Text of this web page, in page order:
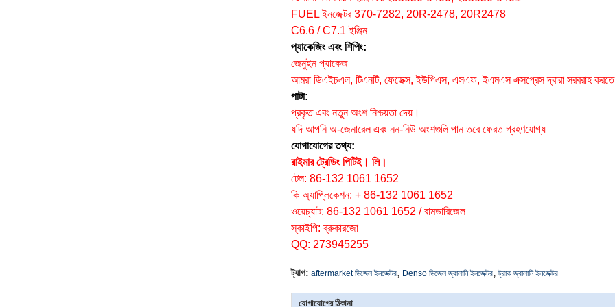
FUEL ইনজেক্টর 370-7282, 20R-2478, 20R2478
C6.6 / C7.1 ইঞ্জিন
প্যাকেজিং এবং শিপিং:
জেনুইন প্যাকেজ
আমরা ডিএইচএল, টিএনটি, ফেডেক্স, ইউপিএস, এসএফ, ইএমএস এক্সপ্রেস দ্বারা সরবরাহ করতে
পাটা:
প্রকৃত এবং নতুন অংশ নিশ্চয়তা দেয়।
যদি আপনি অ-জেনারেল এবং নন-নিউ অংশগুলি পান তবে ফেরত গ্রহণযোগ্য
যোগাযোগের তথ্য:
রাইমার ট্রেডিং পিটিই। লি।
টেল: 86-132 1061 1652
কি অ্যাপ্লিকেশন: + 86-132 1061 1652
ওয়েচ্যাট: 86-132 1061 1652 / রামডারিজেল
স্কাইপি: ব্রুকারজো
QQ: 273945255
ট্যাগ: aftermarket ডিজেল ইনজেক্টর, Denso ডিজেল জ্বালানি ইনজেক্টর, ট্রাক জ্বালানি ইনজেক্টর
যোগাযোগের ঠিকানা